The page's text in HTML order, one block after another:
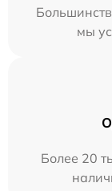
мы
Более 20